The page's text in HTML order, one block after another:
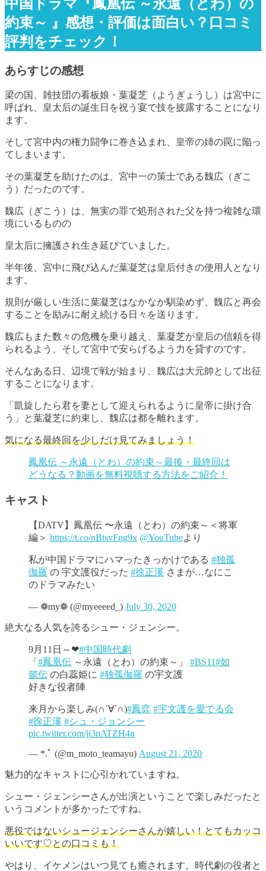
中国ドラマ『鳳凰伝 ～永遠（とわ）の
約束～ 』感想・評価は面白い？口コミ
評判をチェック！
あらすじの感想
梁の国、雑技団の看板娘・葉凝芝（ようぎょうし）は宮中に
呼ばれ、皇太后の誕生日を祝う宴で技を披露することになり
ます。
そして宮中内の権力闘争に巻き込まれ、皇帝の姉の罠に陥っ
てしまいます。
その葉凝芝を助けたのは、宮中一の策士である魏広（ぎこ
う）だったのです。
魏広（ぎこう）は、無実の罪で処刑された父を持つ複雑な環
境にいるものの
皇太后に擁護され生き延びていました。
半年後、宮中に飛び込んだ葉凝芝は皇后付きの使用人となり
ます。
規則が厳しい生活に葉凝芝はなかなか馴染めず、魏広と再会
することを励みに耐え続ける日々を送ります。
魏広もまた数々の危機を乗り越え、葉凝芝が皇后の信頼を得
られるよう、そして宮中で安らげるよう力を貸すのです。
そんなある日、辺境で戦が始まり、魏広は大元帥として出征
することになります。
「凱旋したら君を妻として迎えられるように皇帝に掛け合
う」と葉凝芝に約束し、魏広は都を離れます。
気になる最終回を少しだけ見てみましょう！
鳳凰伝 ～永遠（とわ）の約束～最後・最終回は
どうなる？動画を無料視聴する方法をご紹介！
キャスト
【DATV】鳳凰伝 〜永遠（とわ）の約束～＜将軍
編＞ https://t.co/nBtsvFng9x @YouTubeより
私が中国ドラマにハマったきっかけである #独孤
伽羅 の 宇文護役だった #徐正溪 さまが…なにこ
のドラマみたい
— ❁my❁ (@myeeeed_) July 30, 2020
絶大なる人気を誇るシュー・ジェンシー。
9月11日～❤#中国時代劇
「 #鳳凰伝 ～永遠（とわ）の約束～」 #BS11#如
懿伝 の白蕊姫に #独孤伽羅 の宇文護
好きな役者陣
来月から楽しみ(∩´∀`∩)#鳳弈 #宇文護を愛でる会
#徐正溪 #シュ・ジョンシー
pic.twitter.com/ji3nATZH4n
— *.ﾟ (@m_moto_teamayu) August 21, 2020
魅力的なキャストに心引かれていますね。
シュー・ジェンシーさんが出演ということで楽しみだったと
いうコメントが多かったですね。
悪役ではないシュージェンシーさんが嬉しい！とてもカッコ
いいです♡との口コミも！
やはり、イケメンはいつ見ても癒されます。時代劇の役者と